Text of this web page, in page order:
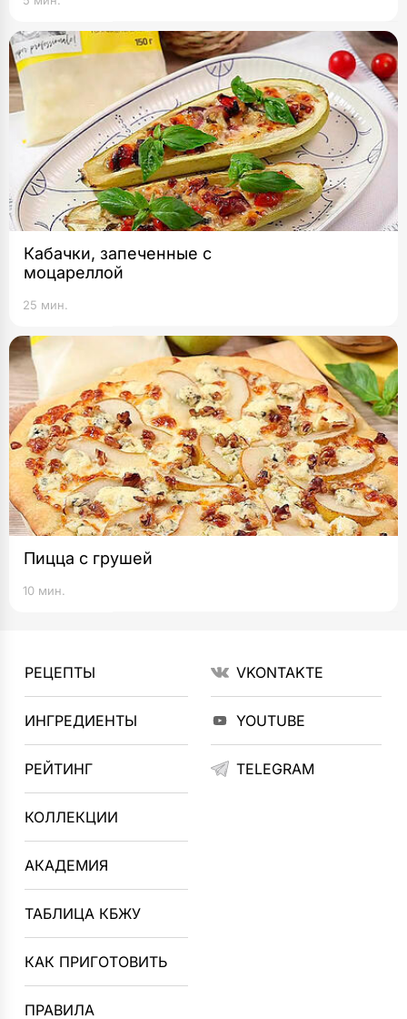
Кабачки, запеченные с
моцареллой
25 мин.
Пицца с грушей
10 мин.
РЕЦЕПТЫ
ИНГРЕДИЕНТЫ
РЕЙТИНГ
КОЛЛЕКЦИИ
АКАДЕМИЯ
ТАБЛИЦА КБЖУ
КАК ПРИГОТОВИТЬ
ПРАВИЛА
VKONTAKTE
YOUTUBE
TELEGRAM